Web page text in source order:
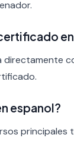
directamente
espanol?
principales